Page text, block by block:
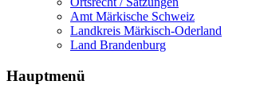
Amt Märkische Schweiz
Landkreis Märkisch-Oderland
Land Brandenburg
Hauptmenü